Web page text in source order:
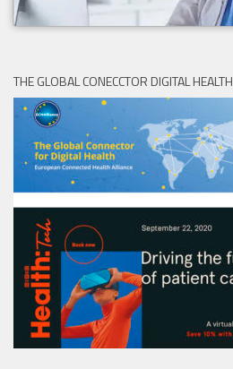
THE GLOBAL CONECCTOR DIGITAL HEALTH